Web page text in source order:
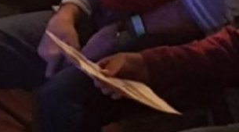
01:00:00
Happy Radio